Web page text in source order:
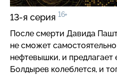
13-я серия 16+
После смерти Давида
не сможет
нефтевышки, и предлагает
Болдырев колеблется, и